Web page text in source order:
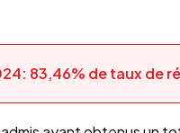
83,46% de taux de